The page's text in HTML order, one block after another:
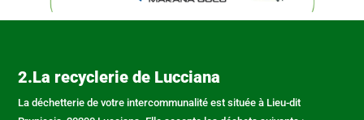
2.La recyclerie de Lucciana
La déchetterie de votre intercommunalité est située à Lieu-dit